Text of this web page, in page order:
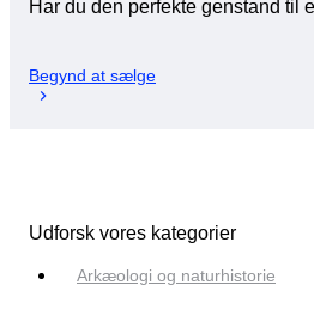
Har du den perfekte genstand til
Begynd at sælge
Udforsk vores kategorier
Arkæologi og naturhistorie